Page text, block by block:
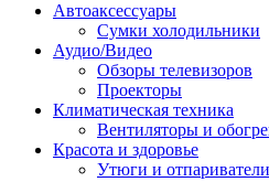
Автоаксессуары
Сумки холодильники
Аудио/Видео
Обзоры телевизоров
Проекторы
Климатическая техника
Вентиляторы и
Красота и здоровье
Утюги и отпариватели